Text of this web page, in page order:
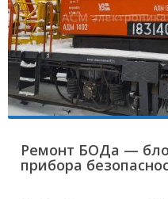
Ремонт БОДа —
прибора